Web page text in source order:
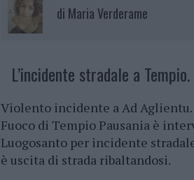
di Maria Verderame
L’incidente stradale a Tempio.
Violento incidente a Ad
Fuoco di Tempio Pausania è
Luogosanto per incidente
è uscita di strada ribaltandosi.